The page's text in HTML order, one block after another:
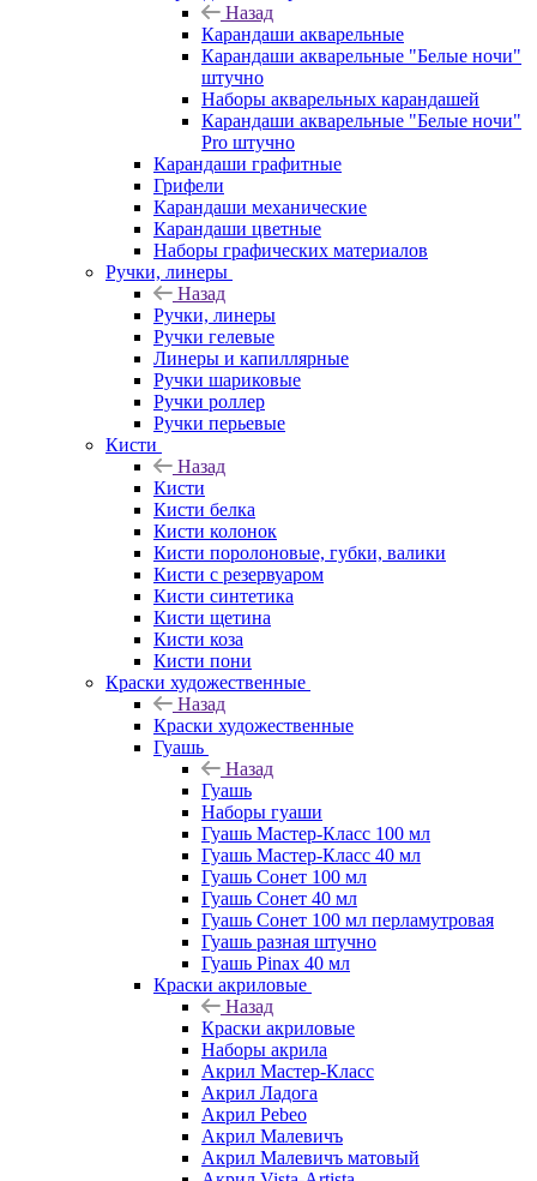
Назад
Карандаши акварельные
Карандаши акварельные "Белые ночи"
штучно
Наборы акварельных карандашей
Карандаши акварельные "Белые ночи"
Pro штучно
Карандаши графитные
Грифели
Карандаши механические
Карандаши цветные
Наборы графических материалов
Ручки, линеры
Назад
Ручки, линеры
Ручки гелевые
Линеры и капиллярные
Ручки шариковые
Ручки роллер
Ручки перьевые
Кисти
Назад
Кисти
Кисти белка
Кисти колонок
Кисти поролоновые, губки, валики
Кисти с резервуаром
Кисти синтетика
Кисти щетина
Кисти коза
Кисти пони
Краски художественные
Назад
Краски художественные
Гуашь
Назад
Гуашь
Наборы гуаши
Гуашь Мастер-Класс 100 мл
Гуашь Мастер-Класс 40 мл
Гуашь Сонет 100 мл
Гуашь Сонет 40 мл
Гуашь Сонет 100 мл перламутровая
Гуашь разная штучно
Гуашь Pinax 40 мл
Краски акриловые
Назад
Краски акриловые
Наборы акрила
Акрил Мастер-Класс
Акрил Ладога
Акрил Pebeo
Акрил Малевичъ
Акрил Малевичъ матовый